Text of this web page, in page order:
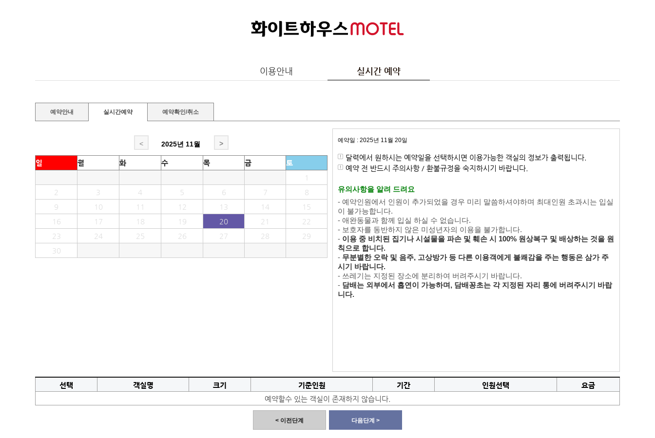
이용안내 실시간 예약
예약안내 실시간예약 예약확인/취소
< 2025년 11월 >
일 월 화 수 목 금
토
1
2
3 4 5 6 7
8
9
10 11 12 13 14
15
16
17 18 19 20 21
22
23
24 25 26 27 28
29
30
예약일 : 2025년 11월 20일
달력에서 원하시는 예약일을 선택하시면 이용가능한 객실의 정보가 출력됩니다.
예약 전 반드시 주의사항 / 환불규정을 숙지하시기 바랍니다.
유의사항을 알려 드려요
- 예약인원에서 인원이 추가되었을 경우 미리 말씀하셔야하며 최대인원 초과시는 입실
이 불가능합니다.
- 애완동물과 함께 입실 하실 수 없습니다.
- 보호자를 동반하지 않은 미성년자의 이용을 불가합니다.
- 이용 중 비치된 집기나 시설물을 파손 및 훼손 시 100% 원상복구 및 배상하는 것을 원
칙으로 합니다.
- 무분별한 오락 및 음주, 고상방가 등 다른 이용객에게 불쾌감을 주는 행동은 삼가 주
시기 바랍니다.
- 쓰레기는 지정된 장소에 분리하여 버려주시기 바랍니다.
- 담배는 외부에서 흡연이 가능하며, 담배꽁초는 각 지정된 자리 통에 버려주시기 바랍
니다.
선택 객실명 크기 기준인원 기간 인원선택
요금
예약할수 있는 객실이 존재하지 않습니다.
< 이전단계 다음단계 >